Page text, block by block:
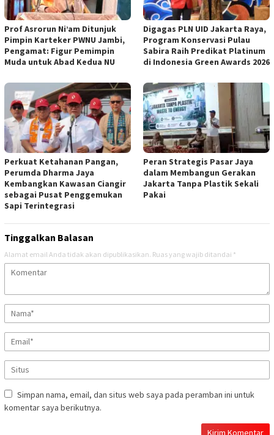
Prof Asrorun Ni’am Ditunjuk
Pimpin Karteker PWNU Jambi,
Pengamat: Figur Pemimpin
Muda untuk Abad Kedua NU
Digagas PLN UID Jakarta Raya,
Program Konservasi Pulau
Sabira Raih Predikat Platinum
di Indonesia Green Awards 2026
Perkuat Ketahanan Pangan,
Perumda Dharma Jaya
Kembangkan Kawasan Ciangir
sebagai Pusat Penggemukan
Sapi Terintegrasi
Peran Strategis Pasar Jaya
dalam Membangun Gerakan
Jakarta Tanpa Plastik Sekali
Pakai
Tinggalkan Balasan
Alamat email Anda tidak akan dipublikasikan. Ruas yang wajib ditandai *
Simpan nama, email, dan situs web saya pada peramban ini untuk
komentar saya berikutnya.